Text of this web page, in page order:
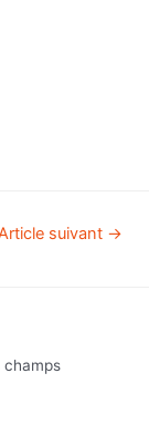
suivant →
champs